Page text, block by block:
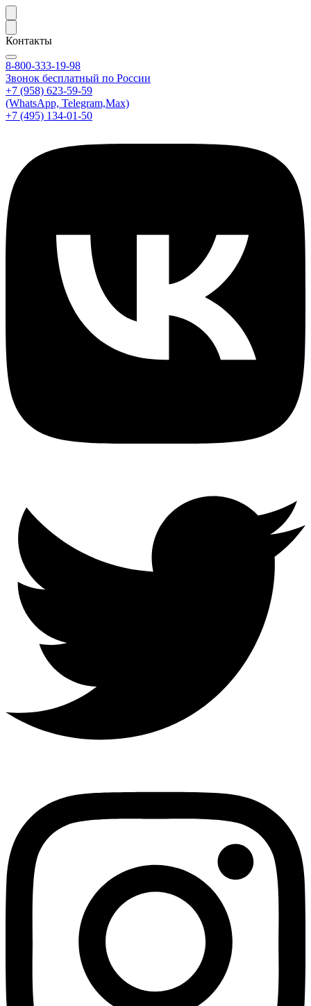
Контакты
8-800-333-19-98
Звонок бесплатный по России
+7 (958) 623-59-59
(WhatsApp, Telegram,Max)
+7 (495) 134-01-50